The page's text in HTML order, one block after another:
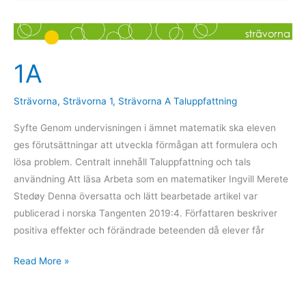
1A
Strävorna, Strävorna 1, Strävorna A Taluppfattning
Syfte Genom undervisningen i ämnet matematik ska eleven
ges förutsättningar att utveckla förmågan att formulera och
lösa problem. Centralt innehåll Taluppfattning och tals
användning Att läsa Arbeta som en matematiker Ingvill Merete
Stedøy Denna översatta och lätt bearbetade artikel var
publicerad i norska Tangenten 2019:4. Författaren beskriver
positiva effekter och förändrade beteenden då elever får
1A
Read More »